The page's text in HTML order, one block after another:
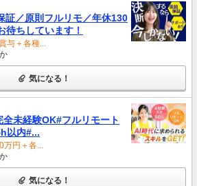
証／原則フルリモ／年休130
待ちしています！
＋各種...
気になる！
未経験OK#フルリモート
以内#...
円＋各...
気になる！